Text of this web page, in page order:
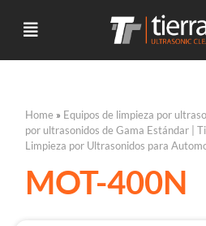
Home » Equipos de limpieza por
por ultrasonidos de Gama Estándar |
Limpieza por Ultrasonidos para
MOT-400N